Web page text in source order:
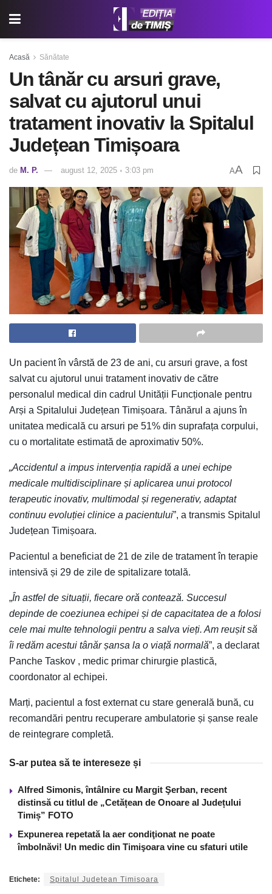
Acasă Sănătate
Un tânăr cu arsuri grave,
salvat cu ajutorul unui
tratament inovativ la Spitalul
Județean Timișoara
de M. P. august 12, 2025 ◦ 3:03 pm AA
Un pacient în vârstă de 23 de ani, cu arsuri grave, a fost
salvat cu ajutorul unui tratament inovativ de către
personalul medical din cadrul Unității Funcționale pentru
Arși a Spitalului Județean Timișoara. Tânărul a ajuns în
unitatea medicală cu arsuri pe 51% din suprafața corpului,
cu o mortalitate estimată de aproximativ 50%.
„Accidentul a impus intervenția rapidă a unei echipe
medicale multidisciplinare și aplicarea unui protocol
terapeutic inovativ, multimodal și regenerativ, adaptat
continuu evoluției clinice a pacientului”, a transmis Spitalul
Județean Timișoara.
Pacientul a beneficiat de 21 de zile de tratament în terapie
intensivă și 29 de zile de spitalizare totală.
„În astfel de situații, fiecare oră contează. Succesul
depinde de coeziunea echipei și de capacitatea de a folosi
cele mai multe tehnologii pentru a salva vieți. Am reușit să
îi redăm acestui tânăr șansa la o viață normală”, a declarat
Panche Taskov , medic primar chirurgie plastică,
coordonator al echipei.
Marți, pacientul a fost externat cu stare generală bună, cu
recomandări pentru recuperare ambulatorie și șanse reale
de reintegrare completă.
S-ar putea să te intereseze și
Alfred Simonis, întâlnire cu Margit Şerban, recent
distinsă cu titlul de „Cetățean de Onoare al Județului
Timiș” FOTO
Expunerea repetată la aer condiţionat ne poate
îmbolnăvi! Un medic din Timişoara vine cu sfaturi utile
Etichete: Spitalul Judetean Timisoara